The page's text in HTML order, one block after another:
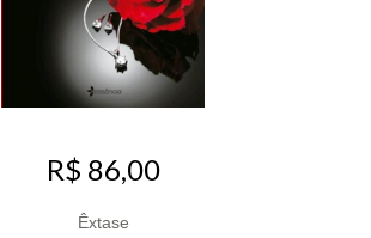
R$ 86,00
Êxtase